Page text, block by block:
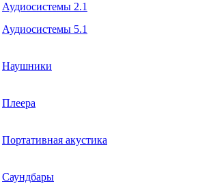
Аудиосистемы 2.1
Аудиосистемы 5.1
Наушники
Плеера
Портативная акустика
Саундбары